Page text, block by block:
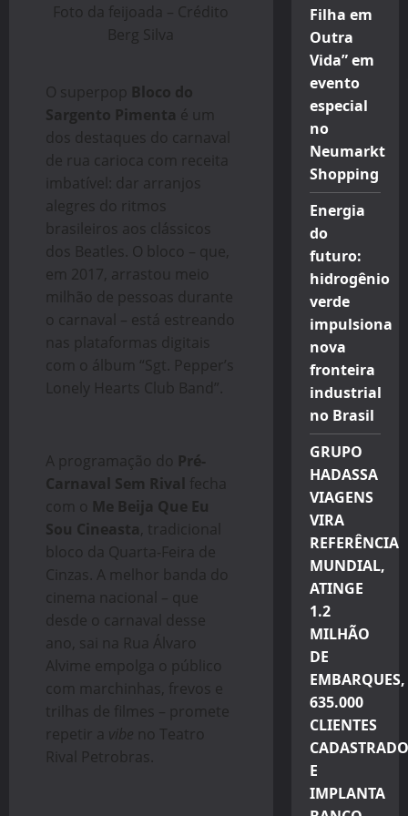
Foto da feijoada – Crédito
Berg Silva
O superpop Bloco do
Sargento Pimenta é um
dos destaques do carnaval
de rua carioca com receita
imbatível: dar arranjos
alegres do ritmos
brasileiros aos clássicos
dos Beatles. O bloco – que,
em 2017, arrastou meio
milhão de pessoas durante
o carnaval – está estreando
nas plataformas digitais
com o álbum “Sgt. Pepper’s
Lonely Hearts Club Band”.
A programação do Pré-
Carnaval Sem Rival fecha
com o Me Beija Que Eu
Sou Cineasta, tradicional
bloco da Quarta-Feira de
Cinzas. A melhor banda do
cinema nacional – que
desde o carnaval desse
ano, sai na Rua Álvaro
Alvime empolga o público
com marchinhas, frevos e
trilhas de filmes – promete
repetir a vibe no Teatro
Rival Petrobras.
Filha em
Outra
Vida” em
evento
especial
no
Neumarkt
Shopping
Energia
do
futuro:
hidrogênio
verde
impulsiona
nova
fronteira
industrial
no Brasil
GRUPO
HADASSA
VIAGENS
VIRA
REFERÊNCIA
MUNDIAL,
ATINGE
1.2
MILHÃO
DE
EMBARQUES,
635.000
CLIENTES
E
IMPLANTA